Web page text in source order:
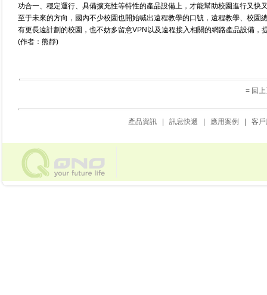
功合一、穩定運行、具備擴充性等特性的產品設備上，才能幫助校園進行又快
至于未來的方向，國內不少校園也開始喊出遠程教學的口號，遠程教學、校
有更長遠計劃的校園，也不妨多留意VPN以及遠程接入相關的網路產品設備
(作者：熊靜)
= 回
產品資訊 訊息快遞 應用案例 客